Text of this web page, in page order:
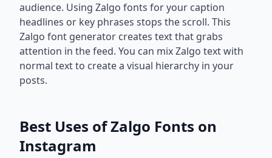
audience. Using Zalgo fonts for your caption
headlines or key phrases stops the scroll. This
Zalgo font generator creates text that grabs
attention in the feed. You can mix Zalgo text with
normal text to create a visual hierarchy in your
posts.
Best Uses of Zalgo Fonts on
Instagram